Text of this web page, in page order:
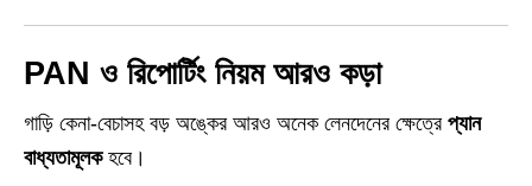
PAN ও রিপোর্টিং নিয়ম আরও কড়া
গাড়ি কেনা‑বেচাসহ বড় অঙ্কের আরও অনেক লেনদেনের ক্ষেত্রে প্যান
বাধ্যতামূলকহবে।